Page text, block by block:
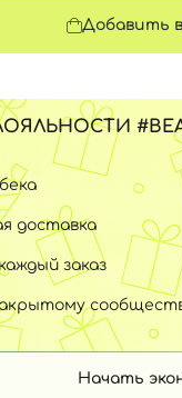
Добавить
доставка
заказ
Начать